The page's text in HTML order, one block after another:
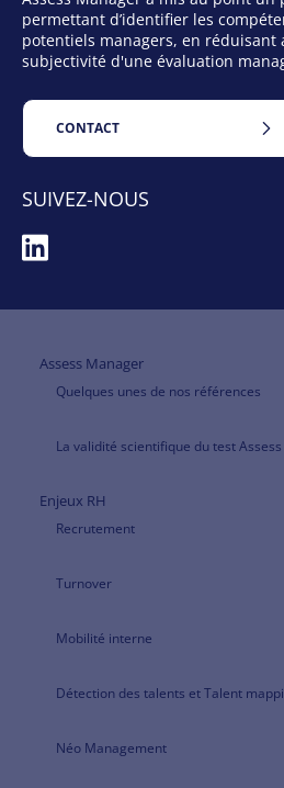
permettant d’identifier les
potentiels managers, en réduisant
subjectivité d'une évaluation
CONTACT
SUIVEZ-NOUS
Assess Manager
Quelques unes de nos références
La validité scientifique du test
Enjeux RH
Recrutement
Turnover
Mobilité interne
Détection des talents et Talent
Néo Management